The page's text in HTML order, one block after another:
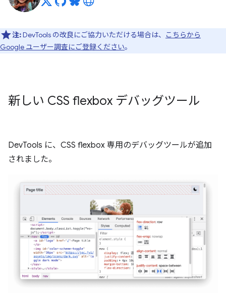
注:DevTools の改良にご協力いただける場合は、
こちらから
Google ユーザー調査にご登録ください。
新しい CSS flexbox デバッグツール
DevTools に、CSS flexbox 専用のデバッグツールが追加
されました。